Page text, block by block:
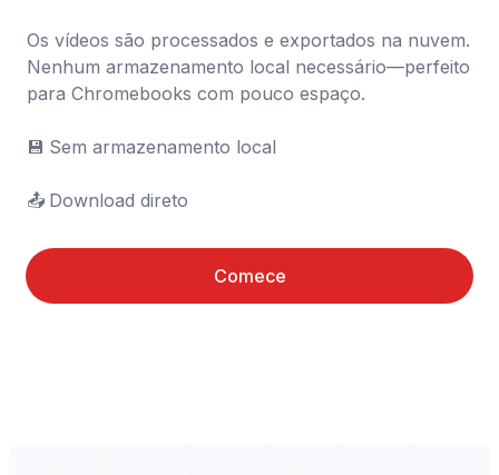
Os vídeos são processados e exportados na nuvem.
Nenhum armazenamento local necessário—perfeito
para Chromebooks com pouco espaço.
💾	Sem armazenamento local
📤	Download direto
Comece